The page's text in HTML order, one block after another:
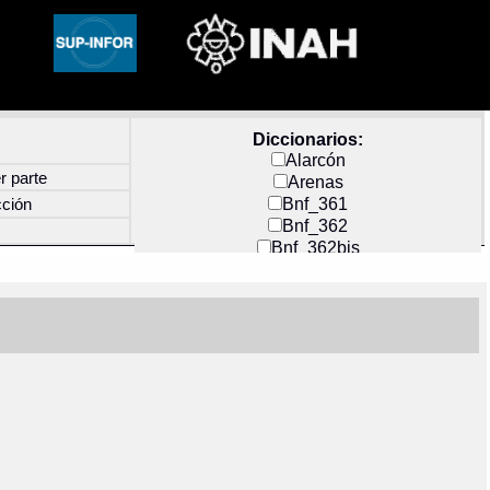
Diccionarios:
Alarcón
Arenas
Bnf_361
Bnf_362
Bnf_362bis
Docs_México
parte